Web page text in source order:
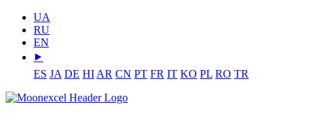
UA
RU
EN
⯈
ES JA DE HI AR CN PT FR IT KO PL RO TR